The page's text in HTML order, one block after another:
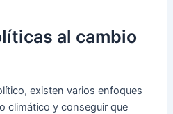
al cambio
existen varios enfoques
climático y conseguir que